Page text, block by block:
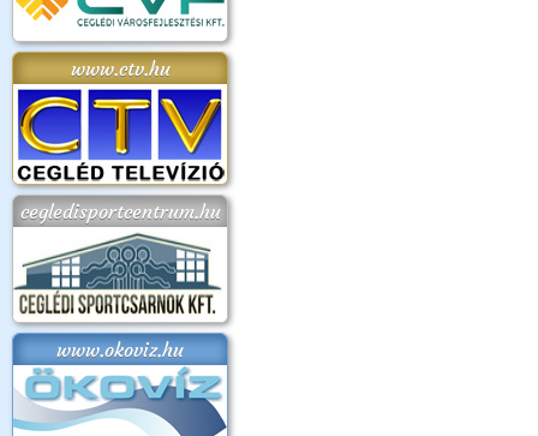
www.ctv.hu
cegledisportcentrum.hu
www.okoviz.hu